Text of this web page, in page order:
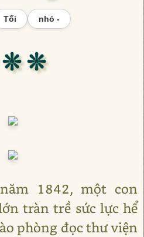
Tối nhỏ -
❊
1842, một con
tràn trề sức lực hể
phòng đọc thư viện